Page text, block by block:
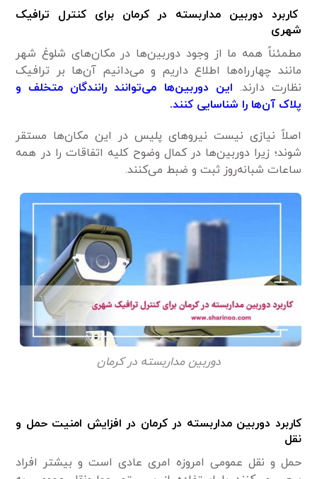
کاربرد دوربین مداربسته در کرمان برای کنترل ترافیک
شهری
مطمئناً همه ما از وجود دوربین‌ها در مکان‌های شلوغ شهر
مانند چهارراه‌ها اطلاع داریم و می‌دانیم آن‌ها بر ترافیک
نظارت دارند. این دوربین‌ها می‌توانند رانندگان متخلف و
پلاک آن‌ها را شناسایی کنند.
اصلاً نیازی نیست نیروهای پلیس در این مکان‌ها مستقر
شوند؛ زیرا دوربین‌ها در کمال وضوح کلیه اتفاقات را در همه
ساعات شبانه‌روز ثبت و ضبط می‌کنند.
دوربین مداربسته در کرمان
کاربرد دوربین مداربسته در کرمان در افزایش امنیت حمل و
نقل
حمل و نقل عمومی امروزه امری عادی است و بیشتر افراد